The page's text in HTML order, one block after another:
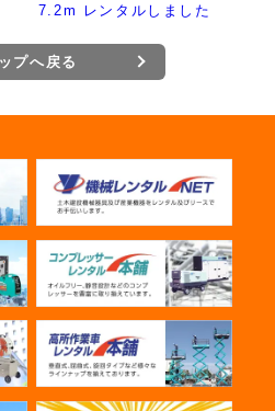
7.2m レンタルしました
プへ戻る